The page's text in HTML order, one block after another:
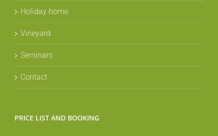
Holiday home
Vineyard
Seminars
Contact
PRICE LIST AND BOOKING